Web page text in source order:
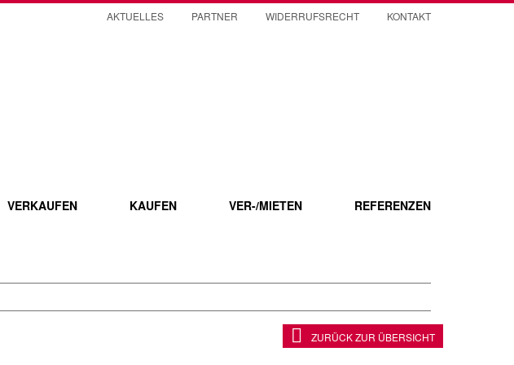
VERKAUFEN KAUFEN VER-/MIETEN REFERENZEN
AKTUELLES PARTNER WIDERRUFSRECHT KONTAKT
ZURÜCK ZUR ÜBERSICHT